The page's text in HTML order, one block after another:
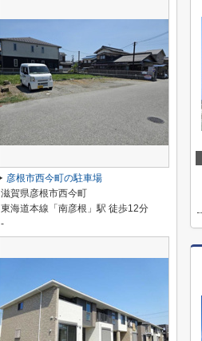
彦根市西今町の駐車場
滋賀県彦根市西今町
東海道本線「南彦根」駅 徒歩12分
-